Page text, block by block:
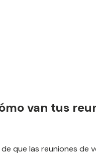
van tus
que las reuniones de